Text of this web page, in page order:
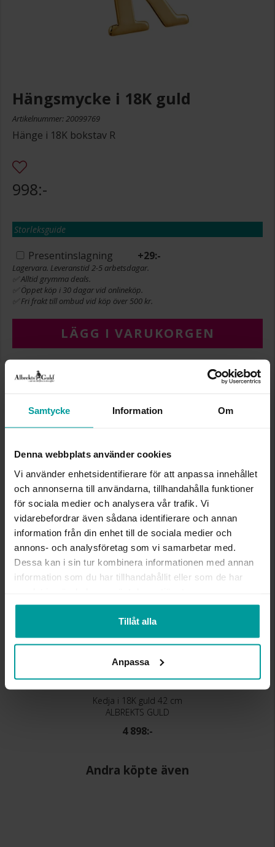
Samtycke Information Om
Denna webbplats använder cookies
Vi använder enhetsidentifierare för att anpassa innehållet
och annonserna till användarna, tillhandahålla funktioner
för sociala medier och analysera vår trafik. Vi
vidarebefordrar även sådana identifierare och annan
information från din enhet till de sociala medier och
annons- och analysföretag som vi samarbetar med.
Dessa kan i sin tur kombinera informationen med annan
information som du har tillhandahållit eller som de har
Tillåt alla
Anpassa
Hängsmycke i 18K guld
Artikelnummer: 20099769
Hänge i 18K bokstav R
998:-
Storleksguide
Presentinslagning +29:-
Lagervara. Leveranstid 2-5 arbetsdagar.
✅ Alltid grymma deals.
✅ Öppet köp i 30 dagar vid onlineköp.
✅ Fri frakt till ombud vid köp över 500 kr.
LÄGG I VARUKORGEN
INFO
BREDD CA (MM)
7
LÄNGD CA (CM)
MATERIAL
Guld
ÄDELMETALL
18K Gold
VIKT CA (GRAM)
0,16
Liknande produkter
Kedja i 18K guld 42 cm
ALBREKTS GULD
4 898:-
Andra köpte även